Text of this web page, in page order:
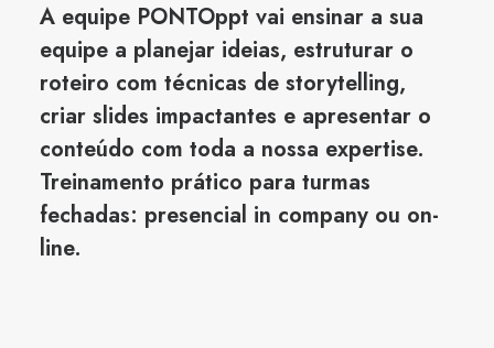
A equipe PONTOppt vai ensinar a sua
equipe a planejar ideias, estruturar o
roteiro com técnicas de storytelling,
criar slides impactantes e apresentar o
conteúdo com toda a nossa expertise.
Treinamento prático para turmas
fechadas: presencial in company ou on-
line.